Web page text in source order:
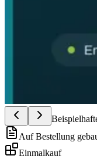
Auf Bestellung
Einmalkauf